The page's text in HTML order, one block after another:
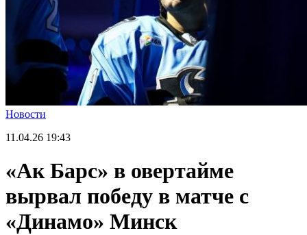
Новости
11.04.26 19:43
«Ак Барс» в овертайме
вырвал победу в матче с
«Динамо» Минск